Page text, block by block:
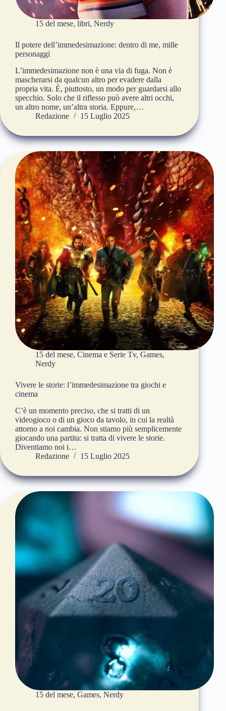
15 del mese, libri, Nerdy
Il potere dell’immedesimazione: dentro di me, mille
personaggi
L’immedesimazione non è una via di fuga. Non è
mascherarsi da qualcun altro per evadere dalla
propria vita. È, piuttosto, un modo per guardarsi allo
specchio. Solo che il riflesso può avere altri occhi,
un altro nome, un’altra storia. Eppure,…
Redazione
15 Luglio 2025
15 del mese, Cinema e Serie Tv, Games,
Nerdy
Vivere le storie: l’immedesimazione tra giochi e
cinema
C’è un momento preciso, che si tratti di un
videogioco o di un gioco da tavolo, in cui la realtà
attorno a noi cambia. Non stiamo più semplicemente
giocando una partita: si tratta di vivere le storie.
Diventiamo noi i…
Redazione
15 Luglio 2025
15 del mese, Games, Nerdy